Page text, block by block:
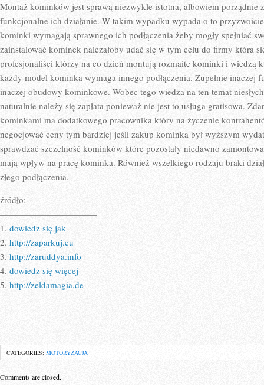
WAŻNA
Montaż kominków jest sprawą niezwykle istotna, albowiem porządnie
funkcjonalne ich działanie. W takim wypadku wypada o to
kominki wymagają sprawnego ich podłączenia żeby mogły spełniać
zainstalować kominek należałoby udać się w tym celu do firmy która
profesjonaliści którzy na co dzień montują rozmaite kominki i wiedzą
każdy model kominka wymaga innego podłączenia. Zupełnie inaczej
inaczej obudowy kominkowe. Wobec tego wiedza na ten temat
naturalnie należy się zapłata ponieważ nie jest to usługa gratisowa.
kominkami ma dodatkowego pracownika który na życzenie
negocjować ceny tym bardziej jeśli zakup kominka był wyższym
sprawdzać szczelność kominków które pozostały niedawno
mają wpływ na pracę kominka. Również wszelkiego rodzaju braki
złego podłączenia.
źródło:
———————————
1. dowiedz się jak
2. http://zaparkuj.eu
3. http://zaruddya.info
4. dowiedz się więcej
5. http://zeldamagia.de
CATEGORIES: MOTORYZACJA
Comments are closed.